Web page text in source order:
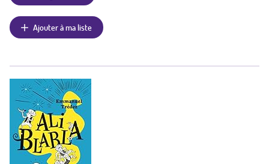
Ajouter à ma liste